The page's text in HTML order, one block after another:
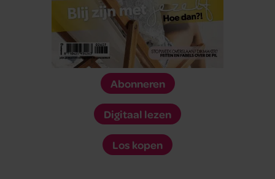
Abonneren
Digitaal lezen
Los kopen